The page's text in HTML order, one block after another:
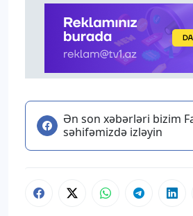
Ən son xəbərləri bizim
səhifəmizdə izləyin